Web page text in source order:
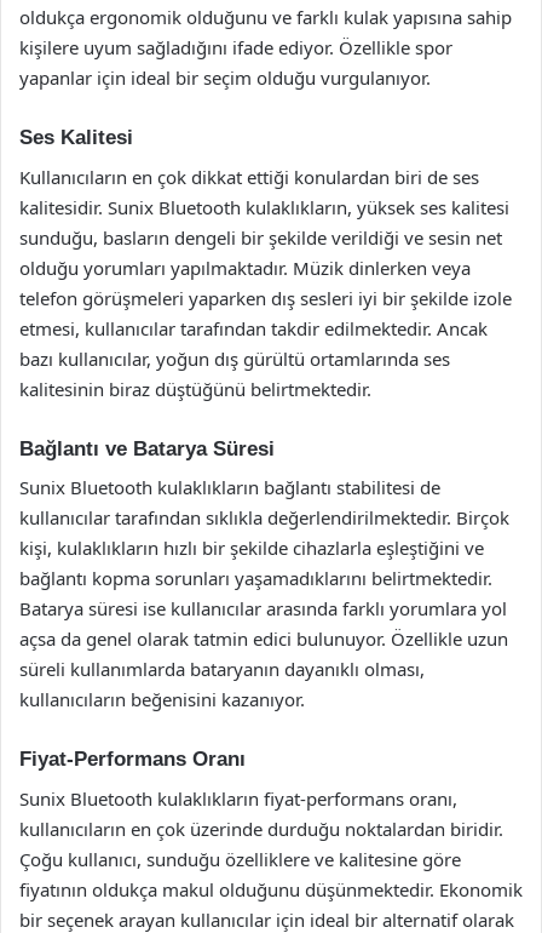
oldukça ergonomik olduğunu ve farklı kulak yapısına sahip
kişilere uyum sağladığını ifade ediyor. Özellikle spor
yapanlar için ideal bir seçim olduğu vurgulanıyor.
Ses Kalitesi
Kullanıcıların en çok dikkat ettiği konulardan biri de ses
kalitesidir. Sunix Bluetooth kulaklıkların, yüksek ses kalitesi
sunduğu, basların dengeli bir şekilde verildiği ve sesin net
olduğu yorumları yapılmaktadır. Müzik dinlerken veya
telefon görüşmeleri yaparken dış sesleri iyi bir şekilde izole
etmesi, kullanıcılar tarafından takdir edilmektedir. Ancak
bazı kullanıcılar, yoğun dış gürültü ortamlarında ses
kalitesinin biraz düştüğünü belirtmektedir.
Bağlantı ve Batarya Süresi
Sunix Bluetooth kulaklıkların bağlantı stabilitesi de
kullanıcılar tarafından sıklıkla değerlendirilmektedir. Birçok
kişi, kulaklıkların hızlı bir şekilde cihazlarla eşleştiğini ve
bağlantı kopma sorunları yaşamadıklarını belirtmektedir.
Batarya süresi ise kullanıcılar arasında farklı yorumlara yol
açsa da genel olarak tatmin edici bulunuyor. Özellikle uzun
süreli kullanımlarda bataryanın dayanıklı olması,
kullanıcıların beğenisini kazanıyor.
Fiyat-Performans Oranı
Sunix Bluetooth kulaklıkların fiyat-performans oranı,
kullanıcıların en çok üzerinde durduğu noktalardan biridir.
Çoğu kullanıcı, sunduğu özelliklere ve kalitesine göre
fiyatının oldukça makul olduğunu düşünmektedir. Ekonomik
bir seçenek arayan kullanıcılar için ideal bir alternatif olarak